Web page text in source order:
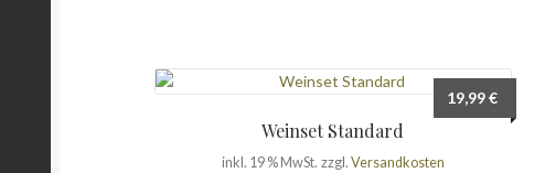
Weinset Standard
19,99€
inkl. 19 % MwSt. zzgl. Versandkosten